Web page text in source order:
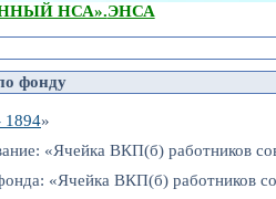
НСА».ЭНСА
фонду
1894»
«Ячейка ВКП(б) работников
«Ячейка ВКП(б) работников